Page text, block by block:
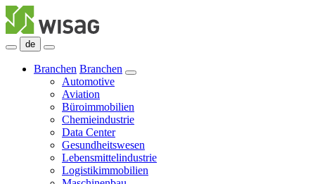
de
Branchen Branchen
Automotive
Aviation
Büroimmobilien
Chemieindustrie
Data Center
Gesundheitswesen
Lebensmittelindustrie
Logistikimmobilien